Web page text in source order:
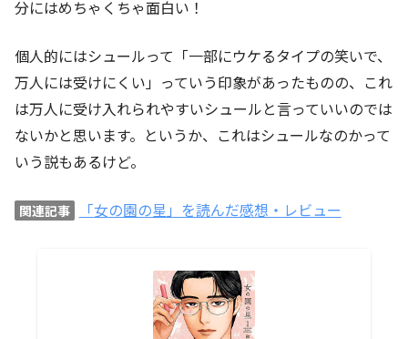
分にはめちゃくちゃ面白い！
個人的にはシュールって「一部にウケるタイプの笑いで、
万人には受けにくい」っていう印象があったものの、これ
は万人に受け入れられやすいシュールと言っていいのでは
ないかと思います。というか、これはシュールなのかって
いう説もあるけど。
関連記事 「女の園の星」を読んだ感想・レビュー